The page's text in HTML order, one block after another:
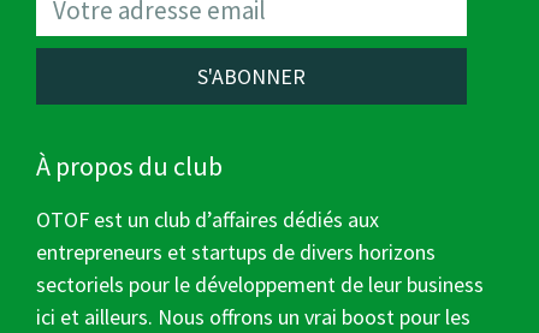
S'ABONNER
À propos du club
OTOF est un club d’affaires dédiés aux
entrepreneurs et startups de divers horizons
sectoriels pour le développement de leur business
ici et ailleurs. Nous offrons un vrai boost pour les